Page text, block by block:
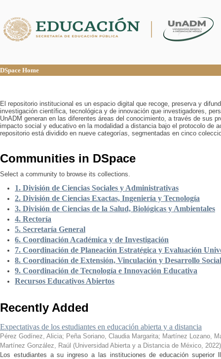
DSpace Home
El repositorio institucional es un espacio digital que recoge, preserva y
investigación científica, tecnológica y de innovación que investigadores,
UnADM generan en las diferentes áreas del conocimiento, a través de sus
impacto social y educativo en la modalidad a distancia bajo el protocolo de
repositorio está dividido en nueve categorías, segmentadas en cinco
Communities in DSpace
Select a community to browse its collections.
1. División de Ciencias Sociales y Administrativas
2. División de Ciencias Exactas, Ingeniería y Tecnología
3. División de Ciencias de la Salud, Biológicas y Ambientales
4. Rectoría
5. Secretaría General
6. Coordinación Académica y de Investigación
7. Coordinación de Planeación Estratégica y Evaluación
8. Coordinación de Extensión, Vinculación y Desarrollo Social
9. Coordinación de Tecnología e Innovación Educativa
Recursos Educativos Abiertos
Recently Added
Expectativas de los estudiantes en educación abierta y a distancia
Pérez Godínez, Alicia; Peña Soriano, Claudia Margarita; Martínez Lozano,
Martínez González, Raúl (Universidad Abierta y a Distancia de México, 2022)
Los estudiantes a su ingreso a las instituciones de educación superior